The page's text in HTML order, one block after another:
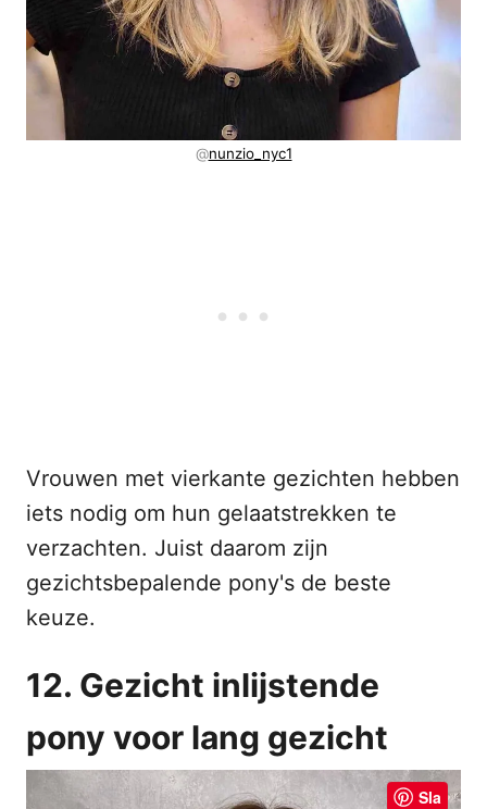
@nunzio_nyc1
Vrouwen met vierkante gezichten hebben
iets nodig om hun gelaatstrekken te
verzachten. Juist daarom zijn
gezichtsbepalende pony's de beste
keuze.
12. Gezicht inlijstende
pony voor lang gezicht
Sla